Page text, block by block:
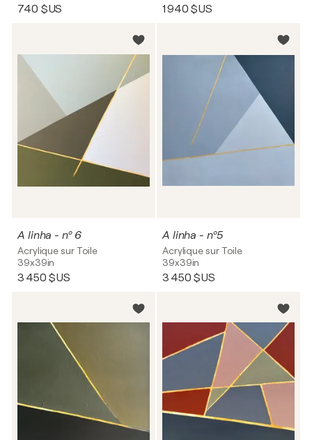
740 $US 1 940 $US
A linha - nº 6
Acrylique sur Toile
39x39in
3 450 $US
A linha - nº5
Acrylique sur Toile
39x39in
3 450 $US